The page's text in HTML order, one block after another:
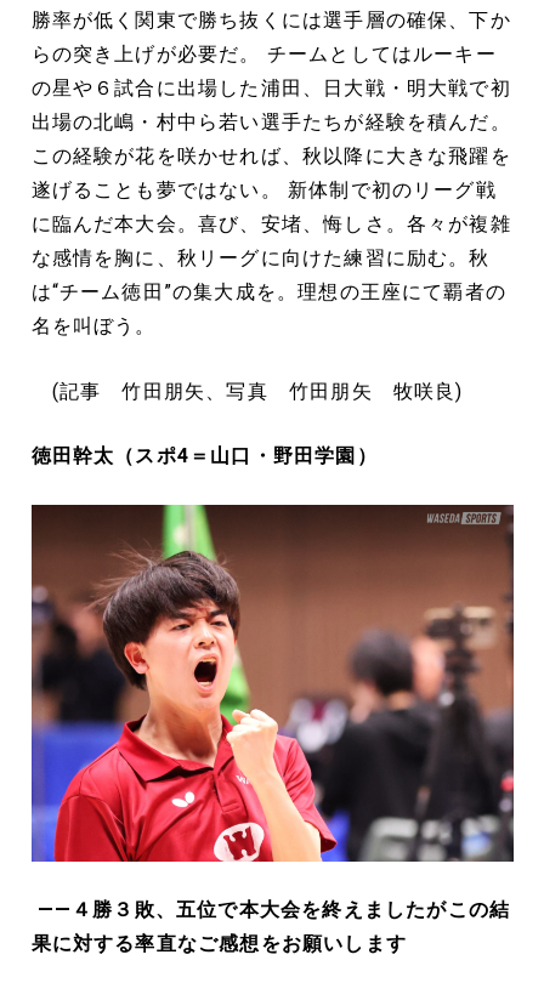
勝率が低く関東で勝ち抜くには選手層の確保、下か
らの突き上げが必要だ。 チームとしてはルーキー
の星や６試合に出場した浦田、日大戦・明大戦で初
出場の北嶋・村中ら若い選手たちが経験を積んだ。
この経験が花を咲かせれば、秋以降に大きな飛躍を
遂げることも夢ではない。 新体制で初のリーグ戦
に臨んだ本大会。喜び、安堵、悔しさ。各々が複雑
な感情を胸に、秋リーグに向けた練習に励む。秋
は“チーム徳田”の集大成を。理想の王座にて覇者の
名を叫ぼう。
(記事 竹田朋矢、写真 竹田朋矢 牧咲良)
徳田幹太（スポ4＝山口・野田学園）
――４勝３敗、五位で本大会を終えましたがこの結
果に対する率直なご感想をお願いします